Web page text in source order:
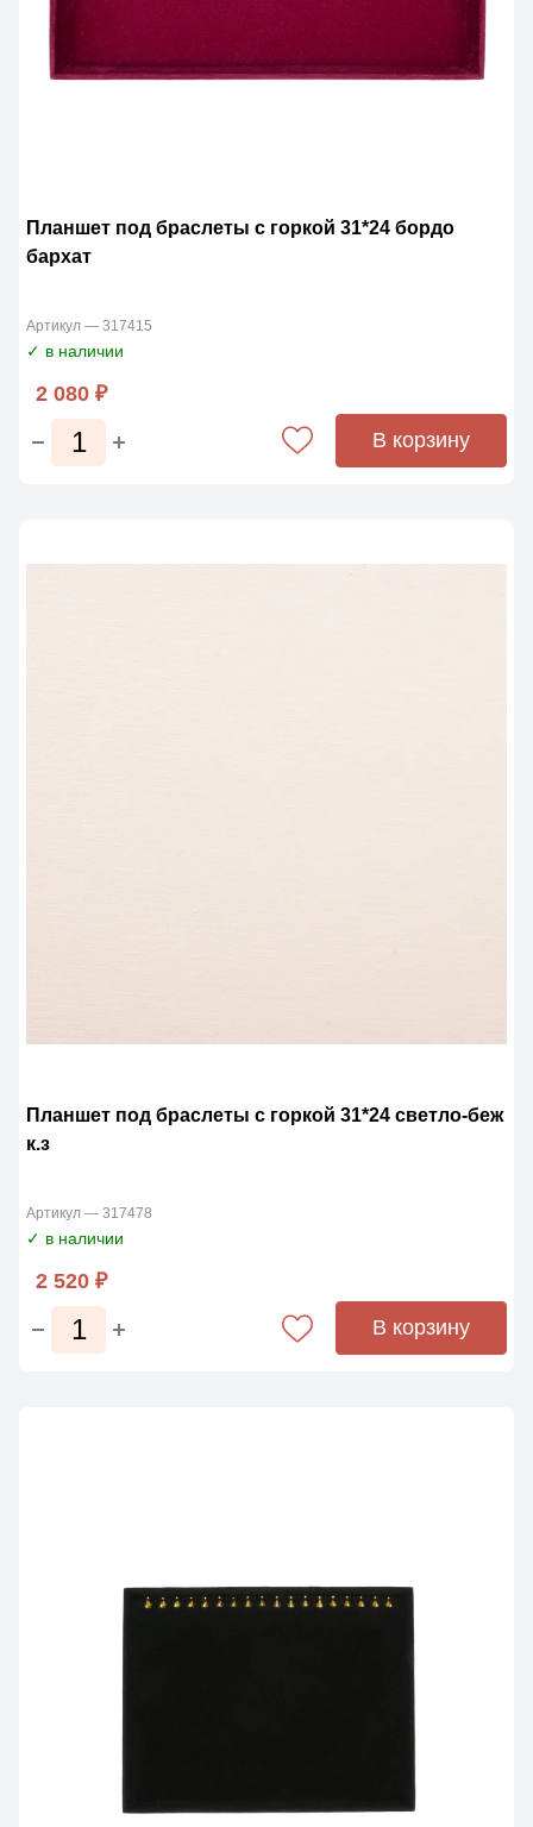
Планшет под браслеты с горкой 31*24 бордо
бархат
Артикул — 317415
✓ в наличии
2 080 ₽
В корзину
Планшет под браслеты с горкой 31*24 светло-беж
к.з
Артикул — 317478
✓ в наличии
2 520 ₽
В корзину